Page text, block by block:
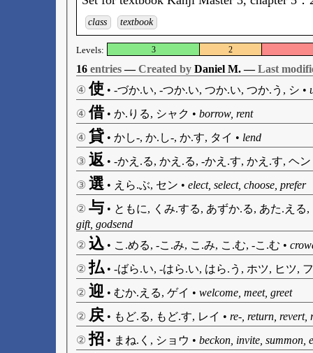
class textbook
Levels: 3 2
16 entries—Created by Daniel M. —Last
④ 使 • -づか.い, -つか.い, つか.い, つか.う, シ •
④ 借• か.りる, シャク • borrow, rent
④ 貸 • かし-, か.し-, か.す, タイ • lend
③ 返 • -かえ.る, かえ.る, -かえ.す, かえ.す, ヘン
③ 選 • えら.ぶ, セン • elect, select, choose, prefer
② 与 • ともに, くみ.する, あずか.る, あた.える,
gift, godsend
② 込 • こ.める, -こ.み, こ.み, こ.む, -こ.む •
② 払 • -ばら.い, -はら.い, はら.う, ホツ, ヒツ,
② 迎 • むか.える, ゲイ • welcome, meet, greet
② 戻 • もど.る, もど.す, レイ • re-, return, revert,
② 招 • まね.く, ショウ • beckon, invite, summon,